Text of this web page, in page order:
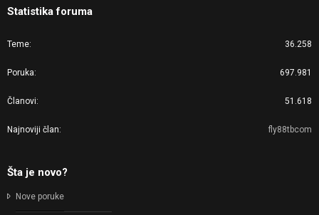
Statistika foruma
Teme 36.258
Poruka 697.981
Članovi 51.618
Najnoviji član fly88tbcom
Šta je novo?
Nove poruke